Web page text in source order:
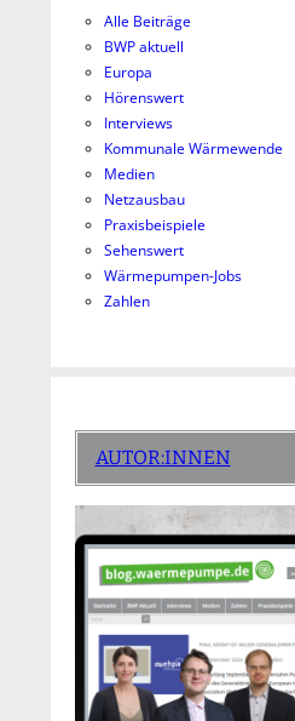
Alle Beiträge
BWP aktuell
Europa
Hörenswert
Interviews
Kommunale Wärmewende
Medien
Netzausbau
Praxisbeispiele
Sehenswert
Wärmepumpen-Jobs
Zahlen
AUTOR:INNEN